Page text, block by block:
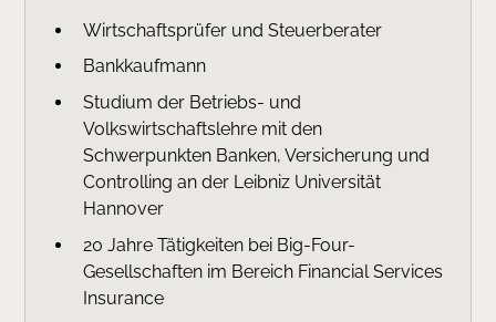
Wirtschaftsprüfer und Steuerberater
Bankkaufmann
Studium der Betriebs- und
Volkswirtschaftslehre mit den
Schwerpunkten Banken, Versicherung und
Controlling an der Leibniz Universität
Hannover
20 Jahre Tätigkeiten bei Big-Four-
Gesellschaften im Bereich Financial Services
Insurance